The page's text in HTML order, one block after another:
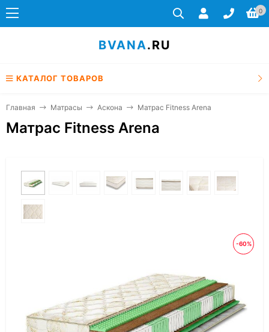
0
BVANA.RU
КАТАЛОГ ТОВАРОВ
Главная Матрасы Аскона Матрас Fitness Arena
Матрас Fitness Arena
-60%